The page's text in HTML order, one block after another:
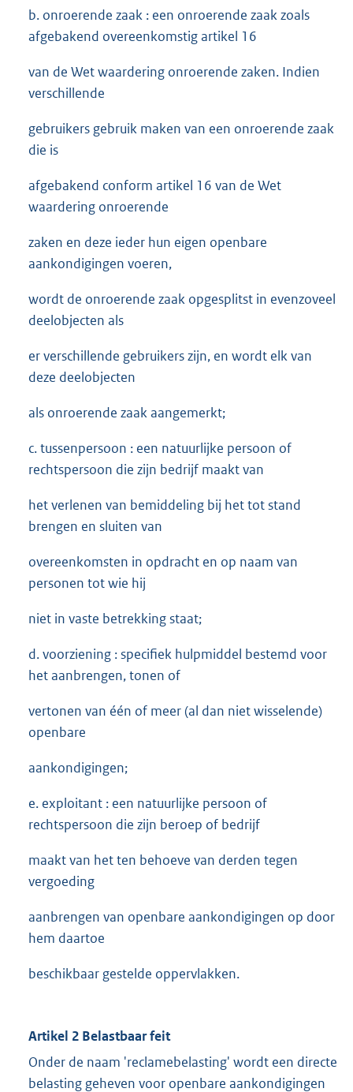
b. onroerende zaak : een onroerende zaak zoals
afgebakend overeenkomstig artikel 16
van de Wet waardering onroerende zaken. Indien
verschillende
gebruikers gebruik maken van een onroerende zaak
die is
afgebakend conform artikel 16 van de Wet
waardering onroerende
zaken en deze ieder hun eigen openbare
aankondigingen voeren,
wordt de onroerende zaak opgesplitst in evenzoveel
deelobjecten als
er verschillende gebruikers zijn, en wordt elk van
deze deelobjecten
als onroerende zaak aangemerkt;
c. tussenpersoon : een natuurlijke persoon of
rechtspersoon die zijn bedrijf maakt van
het verlenen van bemiddeling bij het tot stand
brengen en sluiten van
overeenkomsten in opdracht en op naam van
personen tot wie hij
niet in vaste betrekking staat;
d. voorziening : specifiek hulpmiddel bestemd voor
het aanbrengen, tonen of
vertonen van één of meer (al dan niet wisselende)
openbare
aankondigingen;
e. exploitant : een natuurlijke persoon of
rechtspersoon die zijn beroep of bedrijf
maakt van het ten behoeve van derden tegen
vergoeding
aanbrengen van openbare aankondigingen op door
hem daartoe
beschikbaar gestelde oppervlakken.
Artikel 2 Belastbaar feit
Onder de naam 'reclamebelasting' wordt een directe
belasting geheven voor openbare aankondigingen